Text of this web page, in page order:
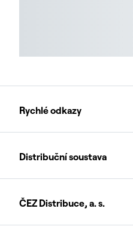
Rychlé odkazy
Distribuční soustava
ČEZ Distribuce, a. s.